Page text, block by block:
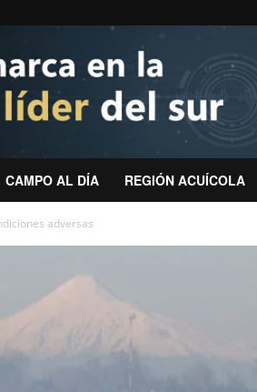
CAMPO AL DÍA REGIÓN ACUÍCOLA
adversas